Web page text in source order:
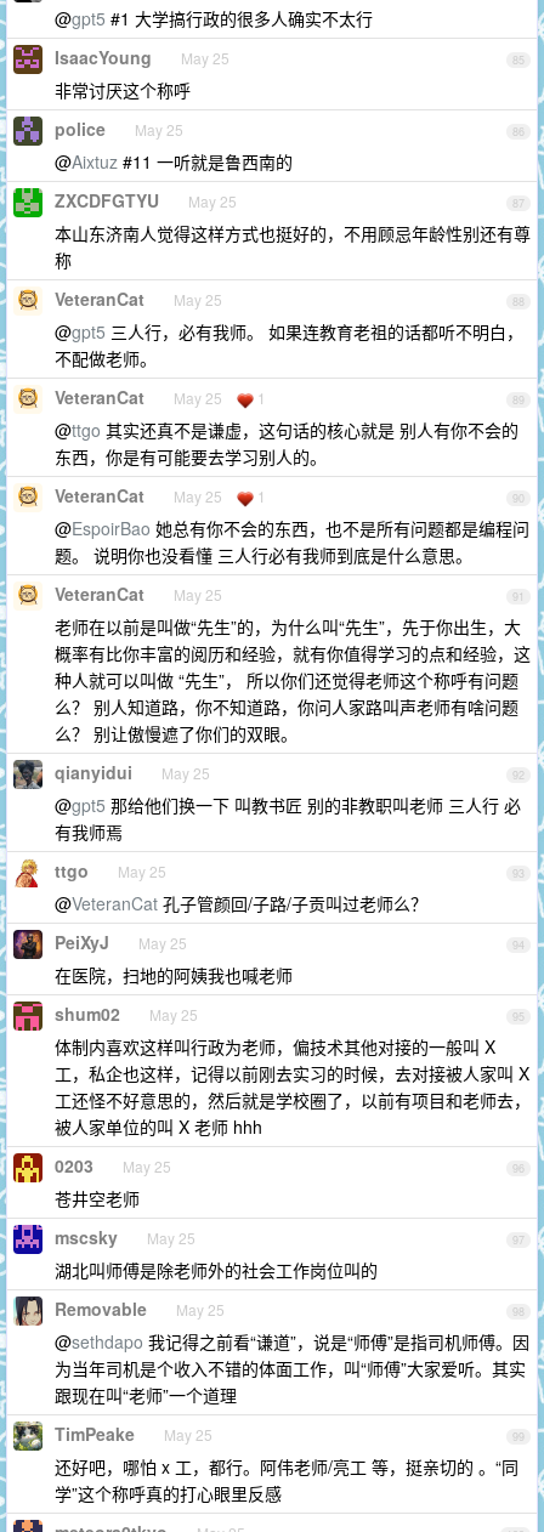
@gpt5 #1 大学搞行政的很多人确实不太行
85
IsaacYoung May 25
非常讨厌这个称呼
86
police May 25
@Aixtuz #11 一听就是鲁西南的
87
ZXCDFGTYU May 25
本山东济南人觉得这样方式也挺好的，不用顾忌年龄性别还有尊
称
88
VeteranCat May 25
@gpt5 三人行，必有我师。 如果连教育老祖的话都听不明白，
不配做老师。
89
VeteranCat May 25 1
@ttgo 其实还真不是谦虚，这句话的核心就是 别人有你不会的
东西，你是有可能要去学习别人的。
90
VeteranCat May 25 1
@EspoirBao 她总有你不会的东西，也不是所有问题都是编程问
题。 说明你也没看懂 三人行必有我师到底是什么意思。
91
VeteranCat May 25
老师在以前是叫做“先生”的，为什么叫“先生”，先于你出生，大
概率有比你丰富的阅历和经验，就有你值得学习的点和经验，这
种人就可以叫做 “先生”， 所以你们还觉得老师这个称呼有问题
么？ 别人知道路，你不知道路，你问人家路叫声老师有啥问题
么？ 别让傲慢遮了你们的双眼。
92
qianyidui May 25
@gpt5 那给他们换一下 叫教书匠 别的非教职叫老师 三人行 必
有我师焉
93
ttgo May 25
@VeteranCat 孔子管颜回/子路/子贡叫过老师么？
94
PeiXyJ May 25
在医院，扫地的阿姨我也喊老师
95
shum02 May 25
体制内喜欢这样叫行政为老师，偏技术其他对接的一般叫 X
工，私企也这样，记得以前刚去实习的时候，去对接被人家叫 X
工还怪不好意思的，然后就是学校圈了，以前有项目和老师去，
被人家单位的叫 X 老师 hhh
96
0203 May 25
苍井空老师
97
mscsky May 25
湖北叫师傅是除老师外的社会工作岗位叫的
98
Removable May 25
@sethdapo 我记得之前看“谦道”，说是“师傅”是指司机师傅。因
为当年司机是个收入不错的体面工作，叫“师傅”大家爱听。其实
跟现在叫“老师”一个道理
99
TimPeake May 25
还好吧，哪怕 x 工，都行。阿伟老师/亮工 等，挺亲切的 。“同
学”这个称呼真的打心眼里反感